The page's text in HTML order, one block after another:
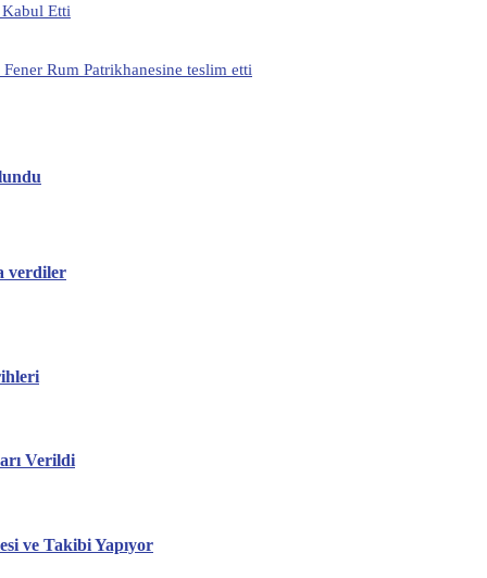
Kabul Etti
Rum Patrikhanesine teslim etti
verdiler
Verildi
ve Takibi Yapıyor